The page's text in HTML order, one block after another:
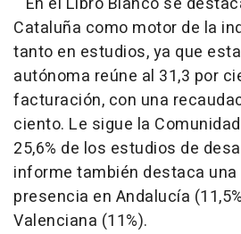
Cataluña como motor de la
tanto en estudios, ya que
autónoma reúne al 31,3 por
facturación, con una
ciento. Le sigue la
25,6% de los estudios de
informe también destaca
presencia en Andalucía
Valenciana (11%).